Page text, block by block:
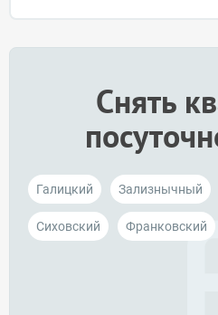
Снять
Галицкий Зализнычный
Сиховский Франковский